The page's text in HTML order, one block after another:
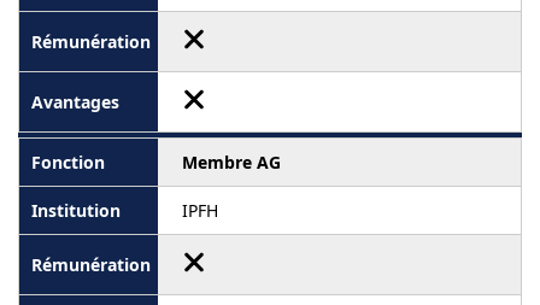
Membre AG
IPFH